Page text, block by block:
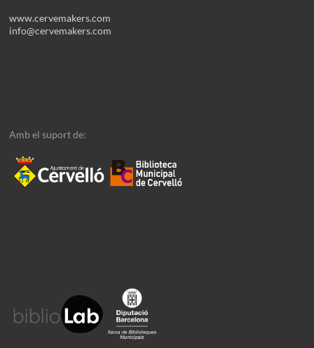
www.cervemakers.com
info@cervemakers.com
Amb el suport de: